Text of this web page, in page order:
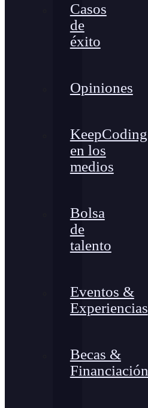
Casos
de
éxito
Opiniones
KeepCoding
en los
medios
Bolsa
de
talento
Eventos &
Experiencias
Becas &
Financiación